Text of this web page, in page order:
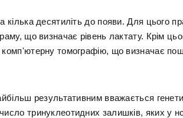
кілька десятиліть до появи. Для цього
що визначає рівень лактату. Крім
комп'ютерну томографію, що визначає
результативним вважається
тринуклеотидних залишків, яких у